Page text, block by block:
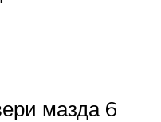
мазда 6